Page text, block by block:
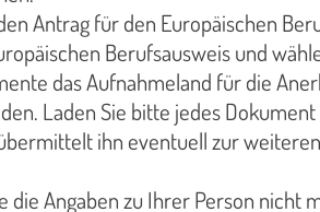
Antrag für den Europäischen
Berufsausweis und
das Aufnahmeland für die
Laden Sie bitte jedes Dokument
ihn eventuell zur
die Angaben zu Ihrer Person nicht